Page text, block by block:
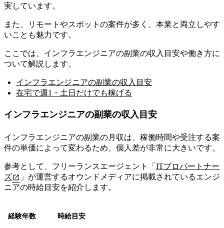
実しています。
また、
リモートやスポットの案件が多く、本業と両立しやす
いことも魅力です。
ここでは、インフラエンジニアの副業の収入目安や働き方に
ついて解説します。
インフラエンジニアの副業の収入目安
在宅で週1・土日だけでも稼げる
インフラエンジニアの副業の収入目安
インフラエンジニアの副業の月収は、稼働時間や受注する案
件の単価によって変わるため、個人差が非常に大きいです。
参考として、フリーランスエージェント「 ITプロパートナー
ズ
」が運営するオウンドメディアに掲載されているエンジ
ニアの時給目安を紹介します。
経験年数 時給目安